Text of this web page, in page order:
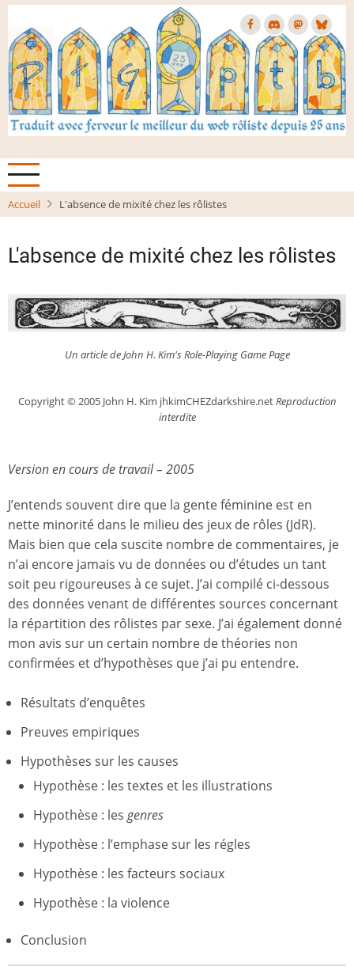
Aller
contenu
principal
Accueil L'absence de mixité chez les rôlistes
L'absence de mixité chez les rôlistes
Un article de John H. Kim's Role-Playing Game Page
Copyright © 2005 John H. Kim jhkimCHEZdarkshire.netReproduction
interdite
Version en cours de travail – 2005
J’entends souvent dire que la gente féminine est en
nette minorité dans le milieu des jeux de rôles (JdR).
Mais bien que cela suscite nombre de commentaires, je
n’ai encore jamais vu de données ou d’études un tant
soit peu rigoureuses à ce sujet. J’ai compilé ci-dessous
des données venant de différentes sources concernant
la répartition des rôlistes par sexe. J’ai également donné
mon avis sur un certain nombre de théories non
confirmées et d’hypothèses que j’ai pu entendre.
Résultats d’enquêtes
Preuves empiriques
Hypothèses sur les causes
Hypothèse : les textes et les illustrations
Hypothèse : les genres
Hypothèse : l’emphase sur les régles
Hypothèse : les facteurs sociaux
Hypothèse : la violence
Conclusion